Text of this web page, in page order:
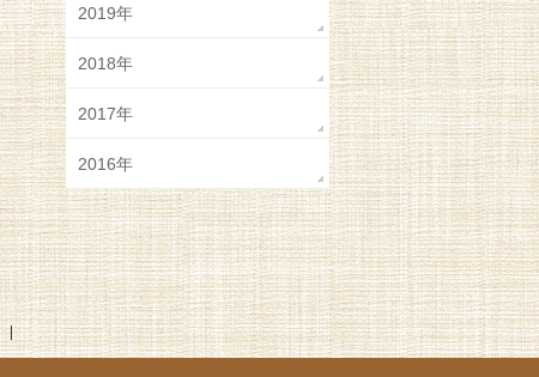
2019年
2018年
2017年
2016年